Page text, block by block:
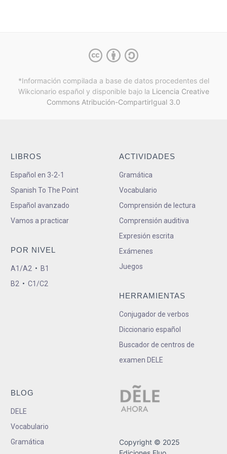
*Información compilada a base de datos procedentes del
Wikcionario español y disponible bajo la Licencia Creative
Commons Atribución-CompartirIgual 3.0
LIBROS
Español en 3-2-1
Spanish To The Point
Español avanzado
Vamos a practicar
POR NIVEL
A1/A2 • B1
B2 • C1/C2
ACTIVIDADES
Gramática
Vocabulario
Comprensión de lectura
Comprensión auditiva
Expresión escrita
Exámenes
Juegos
HERRAMIENTAS
Conjugador de verbos
Diccionario español
Buscador de centros de
examen DELE
BLOG
DELE
Vocabulario
Gramática
Copyright © 2025